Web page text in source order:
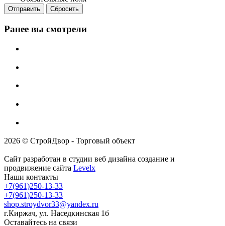
Отправить Сбросить
Ранее вы смотрели
2026 © СтройДвор - Торговый объект
Сайт разработан в студии веб дизайна создание и
продвижение сайта Levelx
Наши контакты
+7(961)250-13-33
+7(961)250-13-33
shop.stroydvor33@yandex.ru
г.Киржач, ул. Наседкинская 1б
Оставайтесь на связи